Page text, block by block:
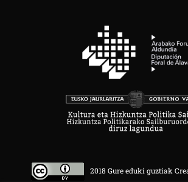
2018 Gure eduki guztiak